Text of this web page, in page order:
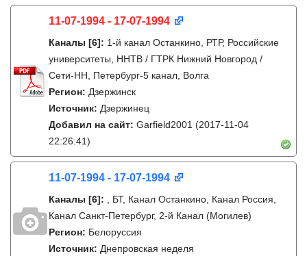
11-07-1994 - 17-07-1994
Каналы [6]: 1-й канал Останкино, РТР, Российские
университеты, ННТВ / ГТРК Нижний Новгород /
Сети-НН, Петербург-5 канал, Волга
Регион: Дзержинск
Источник: Дзержинец
Добавил на сайт: Garfield2001 (2017-11-04
22:26:41)
11-07-1994 - 17-07-1994
Каналы [6]:
, БТ, Канал Останкино, Канал Россия,
Канал Санкт-Петербург, 2-й Канал (Могилев)
Регион: Белоруссия
Источник: Днепровская неделя